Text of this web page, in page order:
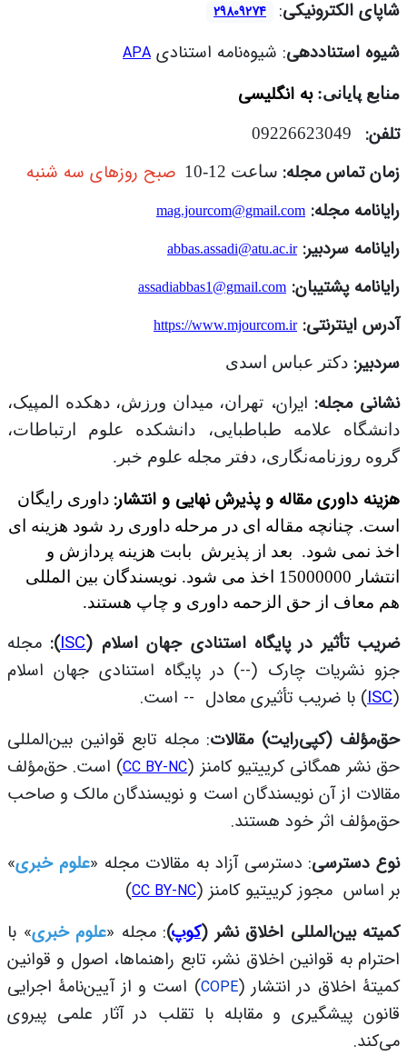
شاپای الکترونیکی:
29809274
شیوه استناددهی: شیوه‌نامه استنادی APA
منابع پایانی:به انگلیسی
تلفن:
زمان تماس مجله: ساعت 12-10
صبح روزهای سه شنبه
رایانامه مجله: mag.jourcom@gmail.com
رایانامه سردبیر:abbas.assadi@atu.ac.ir
رایانامه پشتیبان: assadiabbas1@gmail.com
آدرس اینترنتی:https://www.mjourcom.ir
سردبیر: دکتر عباس اسدی
نشانی مجله: ایران، تهران، میدان ورزش، دهکده المپیک،
دانشگاه علامه طباطبایی، دانشکده علوم ارتباطات،
گروه روزنامه‌نگاری، دفتر مجله علوم خبر.
هزینه داوری مقاله و پذیرش نهایی و انتشار: داوری رایگان
است. چنانچه مقاله ای در مرحله داوری رد شود هزینه ای
اخذ نمی شود. بعد از پذیرش بابت هزینه پردازش و
انتشار 15000000 اخذ می شود. نویسندگان بین المللی
هم معاف از حق الزحمه داوری و چاپ هستند.
ضریب تأثیر در پایگاه استنادی جهان اسلام (ISC
): مجله
جزو نشریات چارک (--) در پایگاه استنادی جهان اسلام
(
ISC) با ضریب تأثیری معادل -- است.
حق‌مؤلف (کپی‌رایت) مقالات: مجله تابع قوانین بین‌المللی
حق نشر همگانی کرییتیو کامنز (
CC BY-NC
) است. حق‌مؤلف
مقالات از آن نویسندگان است و نویسندگان مالک و صاحب
حق‌مؤلف اثر خود هستند.
نوع دسترسی: دسترسی آزاد به مقالات مجله «علوم خبری»
بر اساس مجوز کرییتیو کامنز (CC BY-NC
)
کمیته بین‌المللی اخلاق نشر (کوپ): مجله «علوم خبری» با
احترام به قوانین اخلاق نشر، تابع راهنماها، اصول و قوانین
کمیتۀ اخلاق در انتشار (COPE) است و از آیین‌نامۀ اجرایی
قانون پیشگیری و مقابله با تقلب در آثار علمی پیروی
می‌کند.